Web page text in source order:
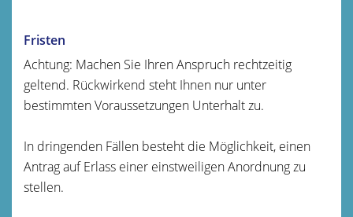
Fristen
Achtung: Machen Sie Ihren Anspruch rechtzeitig
geltend. Rückwirkend steht Ihnen nur unter
bestimmten Voraussetzungen Unterhalt zu.
In dringenden Fällen besteht die Möglichkeit, einen
Antrag auf Erlass einer einstweiligen Anordnung zu
stellen.